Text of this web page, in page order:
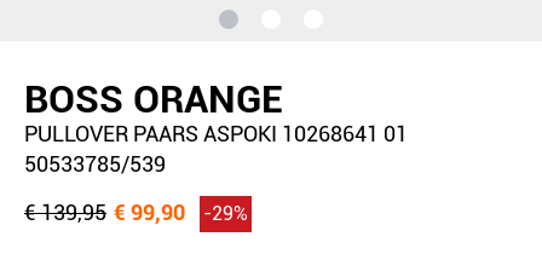
BOSS ORANGE
PULLOVER PAARS ASPOKI 10268641 01
50533785/539
€ 139,95 € 99,90 -29%